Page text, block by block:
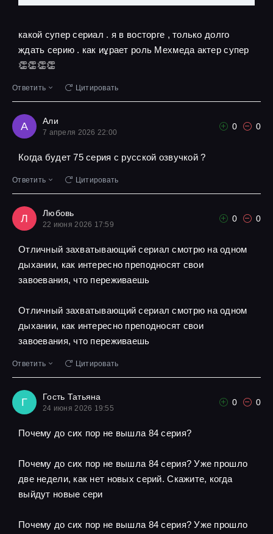
какой супер сериал . я в восторге , только долго
ждать серию . как иұрает роль Мехмеда актер супер
👏👏👏👏
Ответить Цитировать
А Али
7 апреля 2026 22:00
0 0
Когда будет 75 серия с русской озвучкой ?
Ответить Цитировать
Л Любовь
22 июня 2026 17:59
0 0
Отличный захватывающий сериал смотрю на одном
дыхании, как интересно преподносят свои
завоевания, что переживаешь
Отличный захватывающий сериал смотрю на одном
дыхании, как интересно преподносят свои
завоевания, что переживаешь
Ответить Цитировать
Г Гость Татьяна
24 июня 2026 19:55
0 0
Почему до сих пор не вышла 84 серия?
Почему до сих пор не вышла 84 серия? Уже прошло
две недели, как нет новых серий. Скажите, когда
выйдут новые сери
Почему до сих пор не вышла 84 серия? Уже прошло